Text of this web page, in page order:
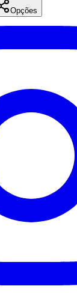
Opções